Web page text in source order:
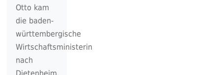
Otto kam
die baden-
württembergische
Wirtschaftsministerin
nach